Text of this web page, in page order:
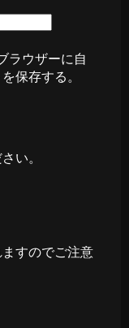
ラウザーに自
保存する。
い。
すのでご注意